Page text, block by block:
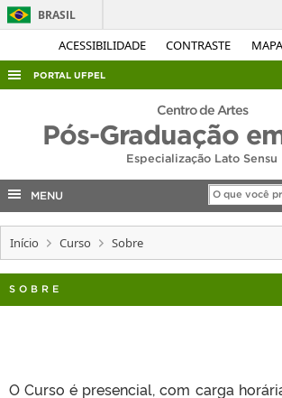
ACESSIBILIDADE CONTRASTE
BRASIL
Acesso
PORTAL UFPEL
AUDITORIA
CONCURSOS
EDITAIS
INTERNACIONAL
OUVIDORIA
Centro de Artes
Pós-Graduação
Especialização Lato Sensu
MENU
Início Curso Sobre
SOBRE
O Curso é presencial, com carga